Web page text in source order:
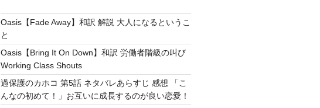
Oasis【Fade Away】和訳 解説 大人になるというこ
と
Oasis【Bring It On Down】和訳 労働者階級の叫び
Working Class Shouts
過保護のカホコ 第5話 ネタバレあらすじ 感想 「こ
んなの初めて！」お互いに成長するのが良い恋愛！